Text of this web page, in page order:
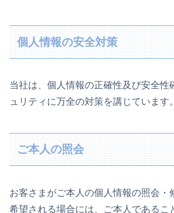
個人情報の安全対策
当社は、個人情報の正確性及び安全性
ュリティに万全の対策を講じています。
ご本人の照会
お客さまがご本人の個人情報の照会・
希望される場合には、ご本人であるこ